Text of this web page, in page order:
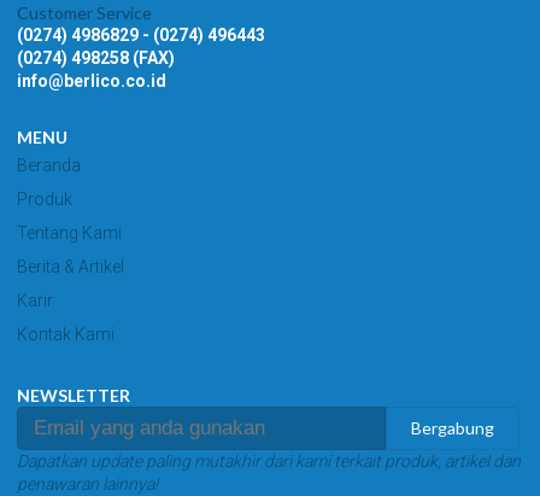
Customer Service
(0274) 4986829 - (0274) 496443
(0274) 498258 (FAX)
info@berlico.co.id
MENU
Beranda
Produk
Tentang Kami
Berita & Artikel
Karir
Kontak Kami
NEWSLETTER
Bergabung
Dapatkan update paling mutakhir dari kami terkait produk, artikel dan
penawaran lainnya!